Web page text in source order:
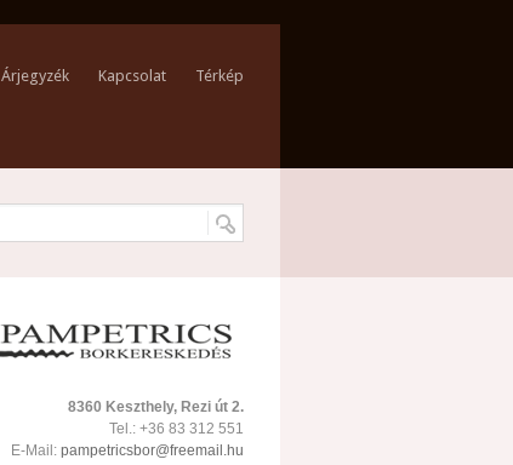
Árjegyzék Kapcsolat Térkép
8360 Keszthely, Rezi út 2.
Tel.: +36 83 312 551
E-Mail: pampetricsbor@freemail.hu